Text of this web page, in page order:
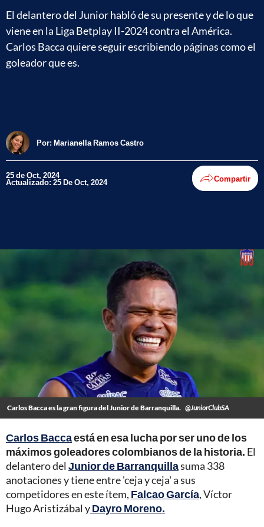
El delantero del Junior habló de su presente y de lo que
viene en la Liga Betplay II-2024 contra el América.
Carlos Bacca quiere seguir escribiendo páginas como el
goleador que es.
Por: Marianella Ramos Castro
25 de Oct, 2024
Actualizado: 25 De Oct, 2024 Compartir
Carlos Bacca es la gran figura del Junior de Barranquilla. @JuniorClubSA
Carlos Baccaestá en esa lucha por ser uno de los
máximos goleadores colombianos de la historia. El
delantero del Junior de Barranquillasuma 338
anotaciones y tiene entre 'ceja y ceja' a sus
competidores en este ítem, Falcao García, Víctor
Hugo Aristizábal yDayro Moreno.